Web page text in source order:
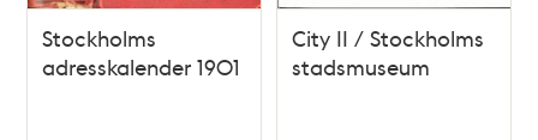
Stockholms
adresskalender 1901
City II / Stockholms
stadsmuseum